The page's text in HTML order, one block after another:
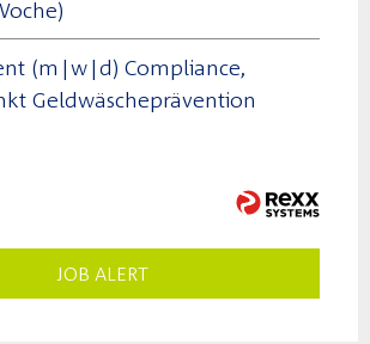
(m|w|d) Compliance,
Geldwäscheprävention
JOB ALERT